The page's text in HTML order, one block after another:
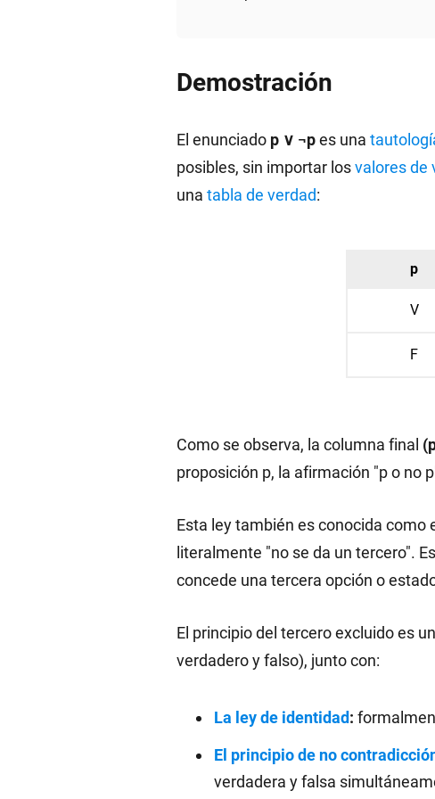
Demostración
El enunciado p ∨ ¬pes una
posibles, sin importar losvalores de
una tabla de verdad:
p
V
F
Como se observa, la columna final
proposición p, la afirmación "p o no
Esta ley también es conocida como
literalmente "no se da un tercero".
concede una tercera opción o
El principio del tercero excluido es
verdadero y falso), junto con:
La ley de identidad:
El principio de no
verdadera y falsa